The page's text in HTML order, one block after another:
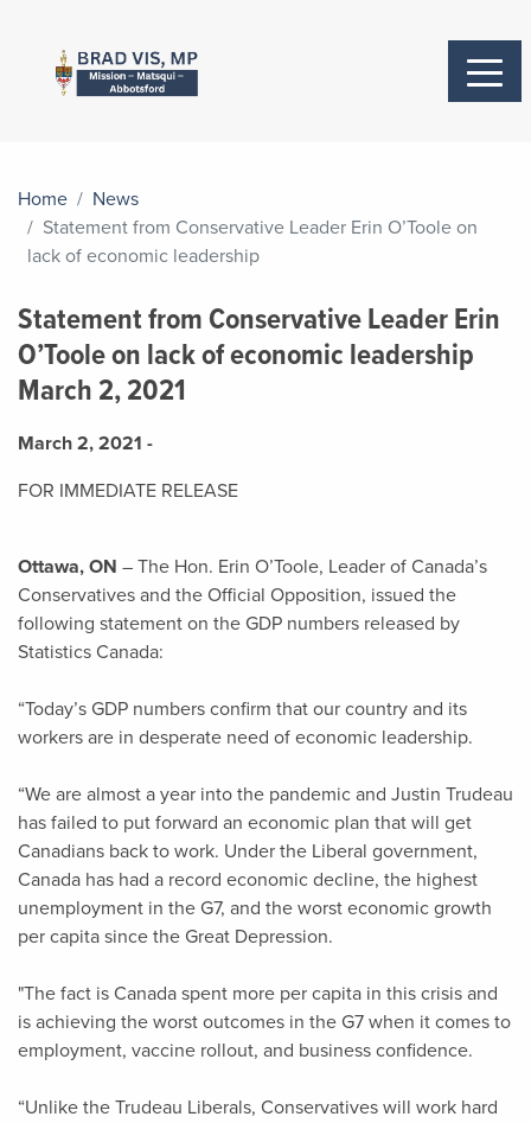
Home
News
Statement from Conservative Leader Erin O’Toole on
lack of economic leadership
Statement from Conservative Leader Erin
O’Toole on lack of economic leadership
March 2, 2021
March 2, 2021 -
FOR IMMEDIATE RELEASE
Ottawa, ON – The Hon. Erin O’Toole, Leader of Canada’s
Conservatives and the Official Opposition, issued the
following statement on the GDP numbers released by
Statistics Canada:
“Today’s GDP numbers confirm that our country and its
workers are in desperate need of economic leadership.
“We are almost a year into the pandemic and Justin Trudeau
has failed to put forward an economic plan that will get
Canadians back to work. Under the Liberal government,
Canada has had a record economic decline, the highest
unemployment in the G7, and the worst economic growth
per capita since the Great Depression.
"The fact is Canada spent more per capita in this crisis and
is achieving the worst outcomes in the G7 when it comes to
employment, vaccine rollout, and business confidence.
“Unlike the Trudeau Liberals, Conservatives will work hard